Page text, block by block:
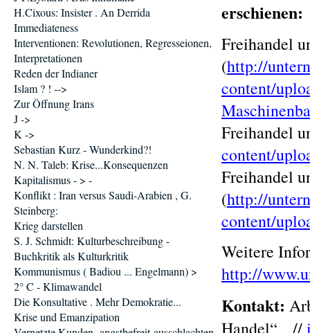
erschienen:
Freihandel
(http://
content/
Freihandel
content/
Freihandel
(http://
content/
Weitere
http://
Kontakt:
Handel“ //
H.Cixous: Insister . An Derrida
Immediateness
Interventionen: Revolutionen, Regresseionen,
Interpretationen
Reden der Indianer
Islam ? ! -->
Zur Öffnung Irans
J ->
K ->
Sebastian Kurz - Wunderkind?!
N. N. Taleb: Krise...Konsequenzen
Kapitalismus - > -
Konflikt : Iran versus Saudi-Arabien , G.
Steinberg:
Krieg darstellen
S. J. Schmidt: Kulturbeschreibung -
Buchkritik als Kulturkritik
Kommunismus ( Badiou ... Engelmann) >
2° C - Klimawandel
Die Konsultative . Mehr Demokratie...
Krise und Emanzipation